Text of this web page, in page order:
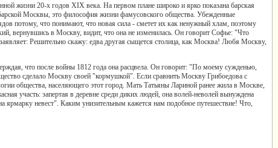
жизни 20-х годов XIX века. На первом плане широко и ярко показана барская
Москвы, это философия жизни фамусовского общества. Убежденные
потому, что понимают, что новая сила - сметет их как ненужный хлам, поэтому
вернувшись в Москву, видит, что она не изменилась. Он говорит Софье: "Что
Решительно скажу: едва другая сыщется столица, как Москва! Любя Москву,
что после войны 1812 года она расцвела. Он говорит: "По моему сужденью,
сделало Москву своей "кормушкой". Если сравнить Москву Грибоедова с
общества, населяющего этот город. Мать Татьяны Лариной ранее жила в Москве,
участь: запертая в деревне среди диких людей, она волей-неволей вынуждена
ярмарку невест". Каким унизительным кажется нам подобное путешествие! Что,